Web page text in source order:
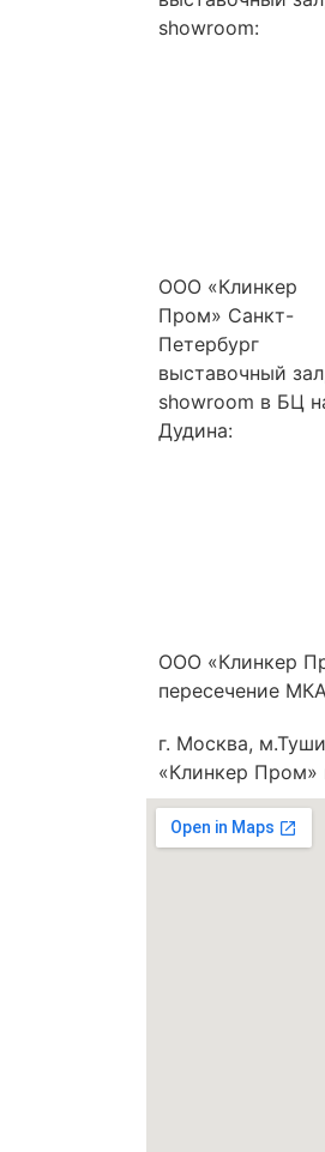
showroom:
ООО «Клинкер
Пром» Санкт-
Петербург
выставочный
showroom в БЦ
Дудина:
ООО «Клинкер
пересечение
г. Москва,
«Клинкер Пром»